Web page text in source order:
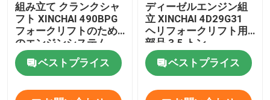
組み立て クランクシャ
フト XINCHAI 490BPG
フォークリフトのため
のエンジンシステム
ベストプライス
ディーゼルエンジン組
立 XINCHAI 4D29G31
ヘリフォークリフト用
部品 3.5 トン
ベストプライス